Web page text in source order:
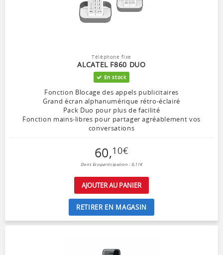
Téléphone fixe
ALCATEL F860 DUO
En stock
Fonction Blocage des appels publicitaires
Grand écran alphanumérique rétro-éclairé
Pack Duo pour plus de facilité
Fonction mains-libres pour partager agréablement vos
conversations
60,10€
Dont Ecoparticipation : 0,11€
AJOUTER AU PANIER
RETIRER EN MAGASIN